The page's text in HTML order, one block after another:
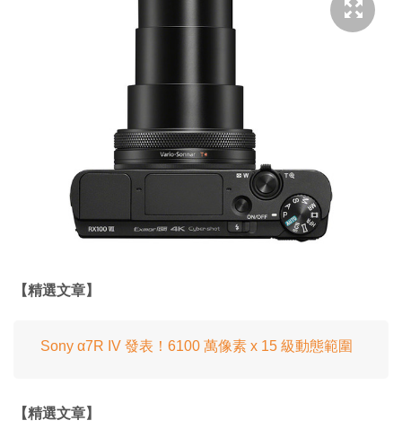
【精選文章】
Sony α7R IV 發表！6100 萬像素 x 15 級動態範圍
【精選文章】